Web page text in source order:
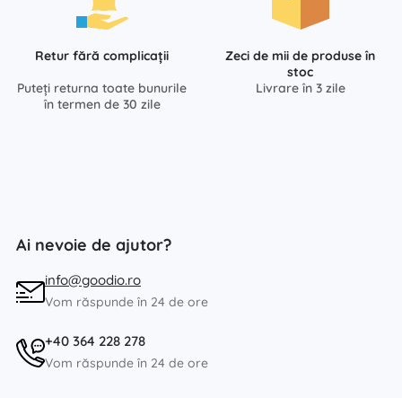
Retur fără complicații
Puteți returna toate bunurile
în termen de 30 zile
Zeci de mii de produse în
stoc
Livrare în 3 zile
Ai nevoie de ajutor?
info@goodio.ro
Vom răspunde în 24 de ore
+40 364 228 278
Vom răspunde în 24 de ore